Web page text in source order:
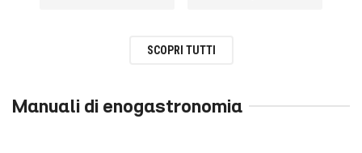
SCOPRI TUTTI
Manuali di enogastronomia